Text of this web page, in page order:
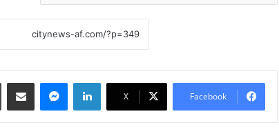
Facebook
X
LinkedIn